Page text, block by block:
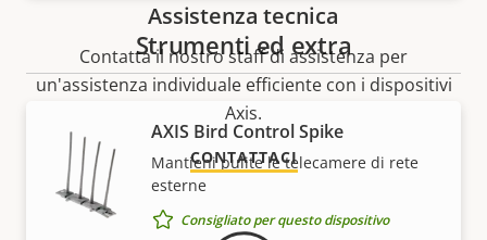
Strumenti ed extra
AXIS Bird Control Spike
Mantieni pulite le telecamere di rete
esterne
Consigliato per questo dispositivo
Assistenza tecnica
Contatta il nostro staff di assistenza per
un'assistenza individuale efficiente con i dispositivi
Axis.
CONTATTACI